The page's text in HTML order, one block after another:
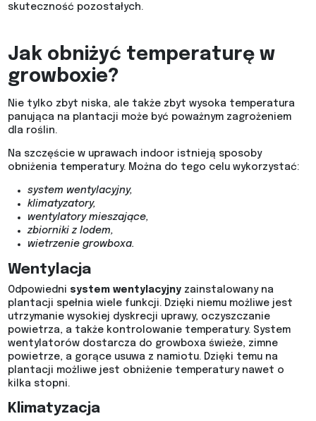
skuteczność pozostałych.
Jak obniżyć temperaturę w
growboxie?
Nie tylko zbyt niska, ale także zbyt wysoka temperatura
panująca na plantacji może być poważnym zagrożeniem
dla roślin.
Na szczęście w uprawach indoor istnieją sposoby
obniżenia temperatury. Można do tego celu wykorzystać:
system wentylacyjny,
klimatyzatory,
wentylatory mieszające,
zbiorniki z lodem,
wietrzenie growboxa.
Wentylacja
Odpowiedni system wentylacyjny zainstalowany na
plantacji spełnia wiele funkcji. Dzięki niemu możliwe jest
utrzymanie wysokiej dyskrecji uprawy, oczyszczanie
powietrza, a także kontrolowanie temperatury. System
wentylatorów dostarcza do growboxa świeże, zimne
powietrze, a gorące usuwa z namiotu. Dzięki temu na
plantacji możliwe jest obniżenie temperatury nawet o
kilka stopni.
Klimatyzacja